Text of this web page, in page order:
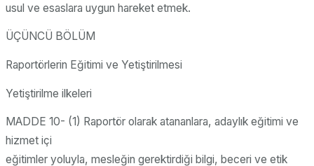
usul ve esaslara uygun hareket etmek.
ÜÇÜNCÜ BÖLÜM
Raportörlerin Eğitimi ve Yetiştirilmesi
Yetiştirilme ilkeleri
MADDE 10- (1) Raportör olarak atananlara, adaylık eğitimi ve
hizmet içi
eğitimler yoluyla, mesleğin gerektirdiği bilgi, beceri ve etik